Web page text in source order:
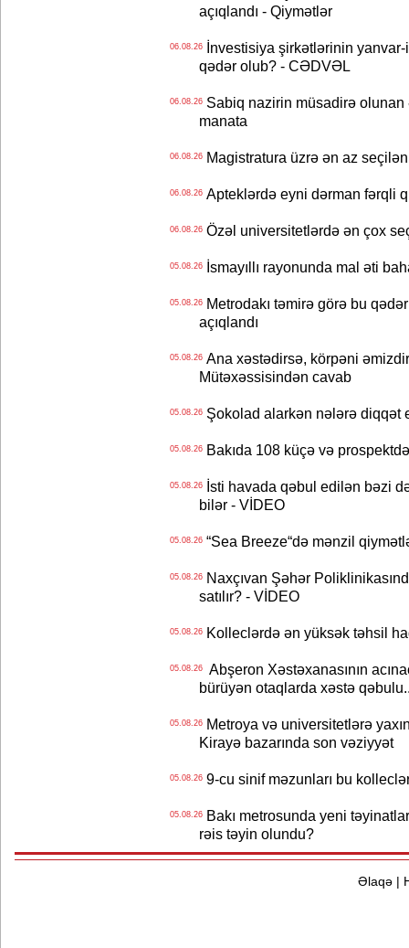
açıqlandı - Qiymətlər
06.08.26İnvestisiya şirkətlərinin yanvar-
qədər olub? - CƏDVƏL
06.08.26Sabiq nazirin müsadirə olunan
manata
06.08.26Magistratura üzrə ən az
06.08.26Apteklərdə eyni dərman fərqli
06.08.26Özəl universitetlərdə ən çox
05.08.26İsmayıllı rayonunda mal əti
05.08.26Metrodakı təmirə görə bu
açıqlandı
05.08.26Ana xəstədirsə, körpəni
Mütəxəssisindən cavab
05.08.26Şokolad alarkən nələrə diqqət
05.08.26Bakıda 108 küçə və
05.08.26İsti havada qəbul edilən bəzi
bilər - VİDEO
05.08.26“Sea Breeze“də mənzil
05.08.26Naxçıvan Şəhər
satılır? - VİDEO
05.08.26Kolleclərdə ən yüksək təhsil
05.08.26Abşeron Xəstəxanasının
bürüyən otaqlarda xəstə
05.08.26Metroya və universitetlərə
Kirayə bazarında son vəziyyət
05.08.269-cu sinif məzunları bu
05.08.26Bakı metrosunda yeni
rəis təyin olundu?
Əlaqə|